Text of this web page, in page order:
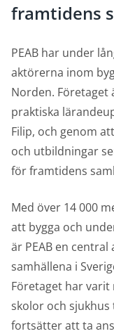
framtidens
PEAB har under
aktörerna inom
Norden.
praktiska
Filip, och genom
och utbildningar
för framtidens
Med över 14 000
att bygga och
är PEAB en
samhällena i
Företaget har
skolor och
fortsätter att ta